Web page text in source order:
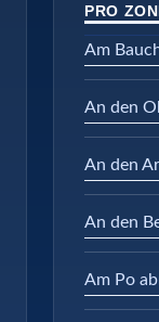
PRO
Am
An den
An den
An den
Am Po